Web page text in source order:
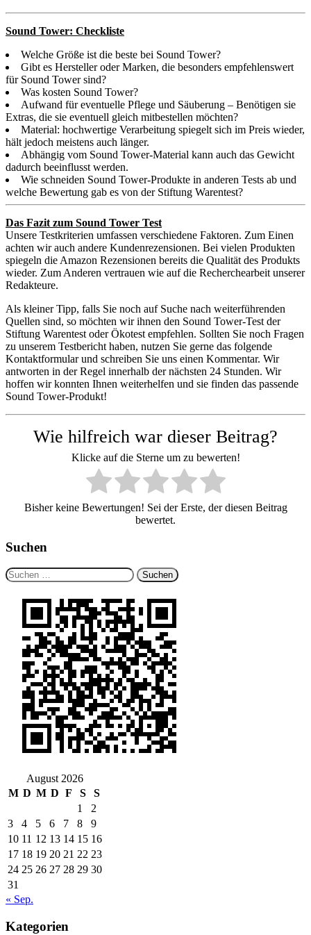
Sound Tower: Checkliste
Welche Größe ist die beste bei Sound Tower?
Gibt es Hersteller oder Marken, die besonders empfehlenswert
für Sound Tower sind?
Was kosten Sound Tower?
Aufwand für eventuelle Pflege und Säuberung – Benötigen sie
Extras, die sie eventuell gleich mitbestellen möchten?
Material: hochwertige Verarbeitung spiegelt sich im Preis wieder,
hält jedoch meistens auch länger.
Abhängig vom Sound Tower-Material kann auch das Gewicht
dadurch beeinflusst werden.
Wie schneiden Sound Tower-Produkte in anderen Tests ab und
welche Bewertung gab es von der Stiftung Warentest?
Das Fazit zum Sound Tower Test
Unsere Testkriterien umfassen verschiedene Faktoren. Zum Einen
achten wir auch andere Kundenrezensionen. Bei vielen Produkten
spiegeln die Amazon Rezensionen bereits die Qualität des Produkts
wieder. Zum Anderen vertrauen wie auf die Recherchearbeit unserer
Redakteure.
Als kleiner Tipp, falls Sie noch auf Suche nach weiterführenden
Quellen sind, so möchten wir ihnen den Sound Tower-Test der
Stiftung Warentest oder Ökotest empfehlen. Sollten Sie noch Fragen
zu unserem Testbericht haben, nutzen Sie gerne das folgende
Kontaktformular und schreiben Sie uns einen Kommentar. Wir
antworten in der Regel innerhalb der nächsten 24 Stunden. Wir
hoffen wir konnten Ihnen weiterhelfen und sie finden das passende
Sound Tower-Produkt!
Wie hilfreich war dieser Beitrag?
Klicke auf die Sterne um zu bewerten!
Bisher keine Bewertungen! Sei der Erste, der diesen Beitrag
bewertet.
Suchen
Suchen
nach:
August 2026
M D M D F S
S
1
2
3
4 5 6 7 8
9
10 11 12 13 14 15 16
17 18 19 20 21 22 23
24 25 26 27 28 29 30
31
« Sep.
Kategorien